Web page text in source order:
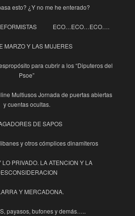
esto? ¿Y no me he enterado?
ECO…ECO…ECO….
MARZO Y LAS MUJERES
para cubrir a los “Diputeros del
Psoe”
Multiusos Jornada de puertas abiertas
y cuentas ocultas.
DE SAPOS
y otros cómplices dinamiteros
LO PRIVADO. LA ATENCION Y LA
Y MERCADONA.
payasos, bufones y demás…..